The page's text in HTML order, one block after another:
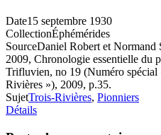
Date15 septembre 1930
CollectionÉphémérides
SourceDaniel Robert et Normand
2009, Chronologie essentielle du
Trifluvien, no 19 (Numéro spécial
Rivières »), 2009, p.35.
SujetTrois-Rivières, Pionniers
Détails